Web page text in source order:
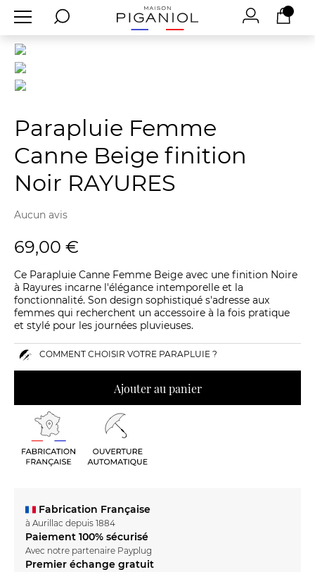
Parapluie Femme
Canne Beige finition
Noir RAYURES
Aucun avis
69,00 €
Ce Parapluie Canne Femme Beige avec une finition Noire
à Rayures incarne l'élégance intemporelle et la
fonctionnalité. Son design sophistiqué s'adresse aux
femmes qui recherchent un accessoire à la fois pratique
et stylé pour les journées pluvieuses.
COMMENT CHOISIR VOTRE PARAPLUIE ?
Ajouter au panier
Fabrication Française
à Aurillac depuis 1884
Paiement 100% sécurisé
Avec notre partenaire Payplug
Premier échange gratuit